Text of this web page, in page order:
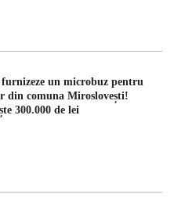
un microbuz pentru
din comuna Miroslovești!
300.000 de lei